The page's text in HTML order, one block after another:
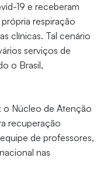
19 e receberam
respiração
clínicas. Tal cenário
serviços de
o Brasil,
o Núcleo de Atenção
recuperação
de professores,
nas